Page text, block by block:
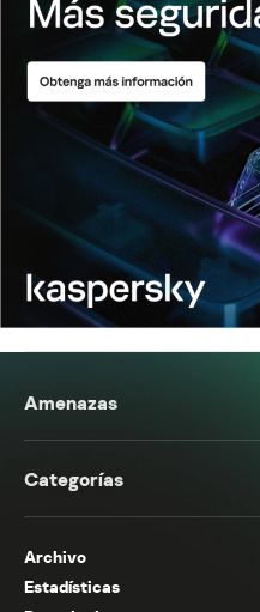
Amenazas
Categorías
Archivo
Estadísticas